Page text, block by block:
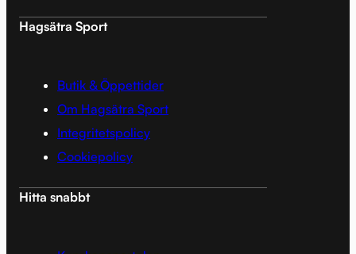
Hagsätra Sport
Butik & Öppettider
Om Hagsätra Sport
Integritetspolicy
Cookiepolicy
Hitta snabbt